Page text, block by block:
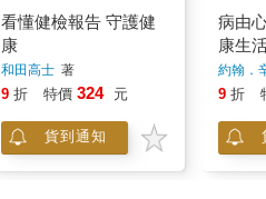
看懂健檢報告 守護健
康
和田高士 著
9 折 特價 324 元
貨到通知
病由
康生
約翰．
9 折